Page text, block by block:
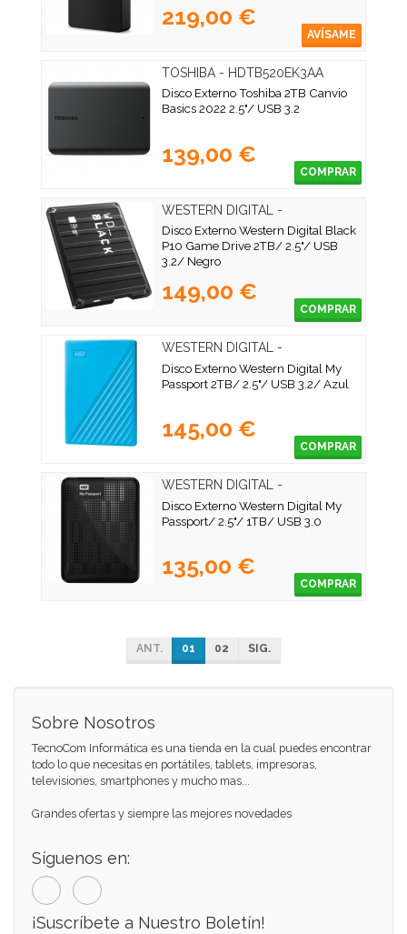
219,00 €
AVÍSAME
TOSHIBA - HDTB520EK3AA
Disco Externo Toshiba 2TB Canvio
Basics 2022 2.5"/ USB 3.2
139,00 €
COMPRAR
WESTERN DIGITAL -
WDBA2W0020BBK-WES1
Disco Externo Western Digital Black
P10 Game Drive 2TB/ 2.5"/ USB
3.2/ Negro
149,00 €
COMPRAR
WESTERN DIGITAL -
WDBYVG0020BBL-WESN
Disco Externo Western Digital My
Passport 2TB/ 2.5"/ USB 3.2/ Azul
145,00 €
COMPRAR
WESTERN DIGITAL -
WDBYVG0010BBK-WESN
Disco Externo Western Digital My
Passport/ 2.5"/ 1TB/ USB 3.0
135,00 €
COMPRAR
ANT. 01 02 SIG.
Sobre Nosotros
TecnoCom Informática es una tienda en la cual puedes encontrar
todo lo que necesitas en portátiles, tablets, impresoras,
televisiones, smartphones y mucho mas...
Grandes ofertas y siempre las mejores novedades
Síguenos en:
¡Suscríbete a Nuestro Boletín!